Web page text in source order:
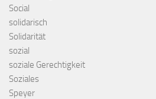
Social
solidarisch
Solidarität
sozial
soziale Gerechtigkeit
Soziales
Speyer